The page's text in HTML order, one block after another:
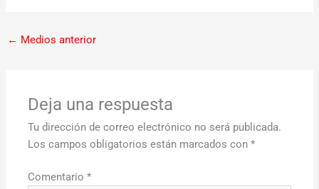
← Medios anterior
Deja una respuesta
Tu dirección de correo electrónico no será publicada.
Los campos obligatorios están marcados con*
Comentario*